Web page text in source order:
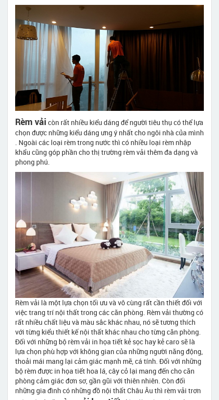
Rèm vải còn rất nhiều kiểu dáng để người tiêu thụ có thể lựa
chọn được những kiểu dáng ưng ý nhất cho ngôi nhà của mình
. Ngoài các loại rèm trong nước thì có nhiều loại rèm nhập
khẩu cũng góp phần cho thị trường rèm vải thêm đa dạng và
phong phú.
Rèm vải là một lựa chọn tối ưu và vô cùng rất cần thiết đối với
việc trang trí nội thất trong các căn phòng. Rèm vải thường có
rất nhiều chất liệu và màu sắc khác nhau, nó sẽ tương thích
với từng kiểu thiết kế nội thất khác nhau cho từng căn phòng.
Đối với những bộ rèm vải in họa tiết kẻ sọc hay kẻ caro sẽ là
lựa chọn phù hợp với không gian của những người năng động,
thoải mái mang lại cảm giác mạnh mẽ, cá tính. Đối với những
bộ rèm được in họa tiết hoa lá, cây cỏ lại mang đến cho căn
phòng cảm giác đơn sơ, gần gũi với thiên nhiên. Còn đối
những gia đình có những đồ nội thất Châu Âu thì rèm vải trơn